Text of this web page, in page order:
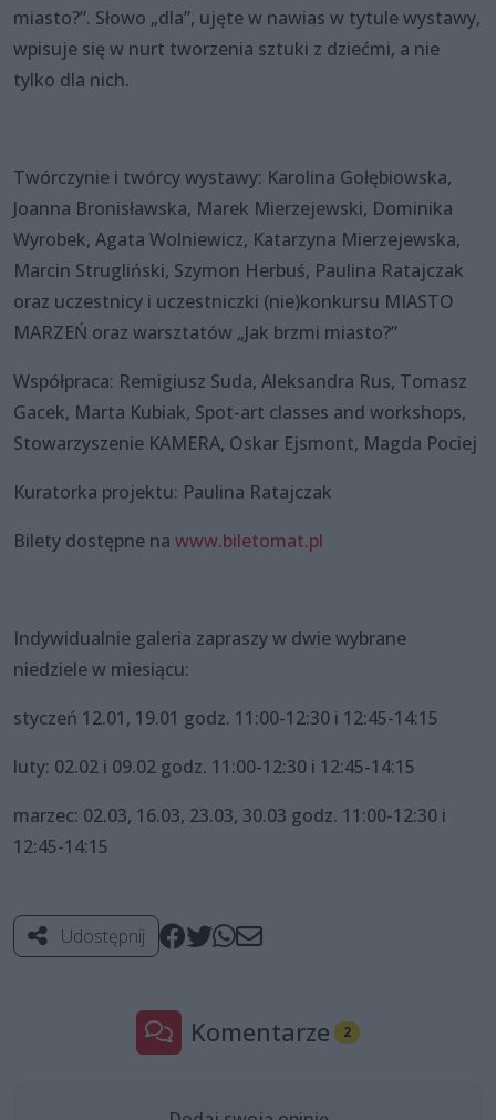
miasto?”. Słowo „dla”, ujęte w nawias w tytule wystawy,
wpisuje się w nurt tworzenia sztuki z dziećmi, a nie
tylko dla nich.
Twórczynie i twórcy wystawy: Karolina Gołębiowska,
Joanna Bronisławska, Marek Mierzejewski, Dominika
Wyrobek, Agata Wolniewicz, Katarzyna Mierzejewska,
Marcin Strugliński, Szymon Herbuś, Paulina Ratajczak
oraz uczestnicy i uczestniczki (nie)konkursu MIASTO
MARZEŃ oraz warsztatów „Jak brzmi miasto?”
Współpraca: Remigiusz Suda, Aleksandra Rus, Tomasz
Gacek, Marta Kubiak, Spot-art classes and workshops,
Stowarzyszenie KAMERA, Oskar Ejsmont, Magda Pociej
Kuratorka projektu: Paulina Ratajczak
Bilety dostępne na www.biletomat.pl
Indywidualnie galeria zapraszy w dwie wybrane
niedziele w miesiącu:
styczeń 12.01, 19.01 godz. 11:00-12:30 i 12:45-14:15
luty: 02.02 i 09.02 godz. 11:00-12:30 i 12:45-14:15
marzec: 02.03, 16.03, 23.03, 30.03 godz. 11:00-12:30 i
12:45-14:15
Udostępnij
Komentarze 2